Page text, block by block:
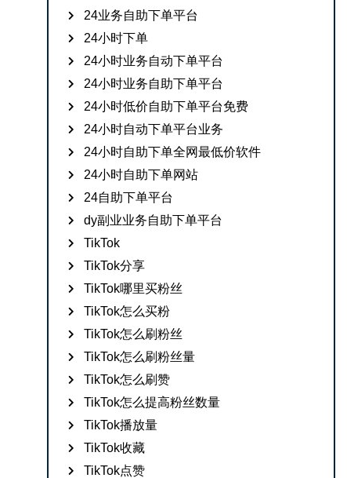
24业务自助下单平台
24小时下单
24小时业务自动下单平台
24小时业务自助下单平台
24小时低价自助下单平台免费
24小时自动下单平台业务
24小时自助下单全网最低价软件
24小时自助下单网站
24自助下单平台
dy副业业务自助下单平台
TikTok
TikTok分享
TikTok哪里买粉丝
TikTok怎么买粉
TikTok怎么刷粉丝
TikTok怎么刷粉丝量
TikTok怎么刷赞
TikTok怎么提高粉丝数量
TikTok播放量
TikTok收藏
TikTok点赞